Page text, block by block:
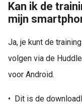
Kan ik de
mijn
Ja, je kunt de
volgen via de
voor Android.
• Dit is de